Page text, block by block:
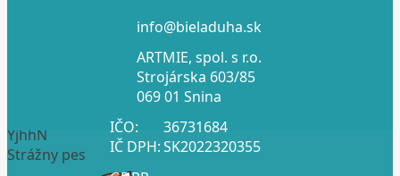
info@bieladuha.sk
ARTMIE, spol. s r.o.
Strojárska 603/85
069 01 Snina
IČO:
36731684
IČ DPH:SK2022320355
YjhhN
Strážny pes